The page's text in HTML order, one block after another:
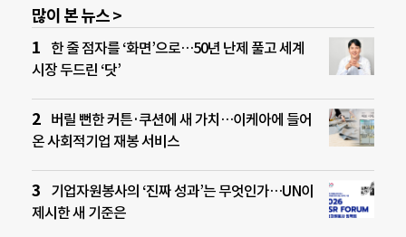
많이 본 뉴스 >
한 줄 점자를 ‘화면’으로…50년 난제 풀고 세계
시장 두드린 ‘닷’
버릴 뻔한 커튼·쿠션에 새 가치…이케아에 들어
온 사회적기업 재봉 서비스
기업자원봉사의 ‘진짜 성과’는 무엇인가…UN이
제시한 새 기준은